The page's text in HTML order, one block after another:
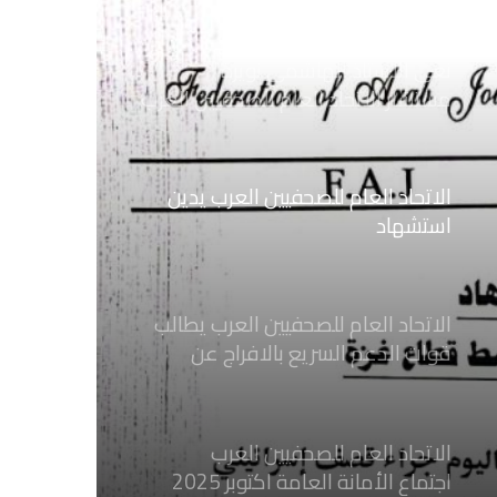
مستشار الاتحاد العام للصحفيين العرب
الاتحاد العام للصحفيين العرب يدين
استشهاد
ثلاثة صحفيين فلسطينيين باستهداف
إسرائيلي وسط قطاع غزة
الاتحاد العام للصحفيين العرب يطالب
قوات الدعم السريع بالافراج عن
الصحفيين السودانيين المعتقلين لديها
فوراً
الاتحاد العام للصحفيين العرب